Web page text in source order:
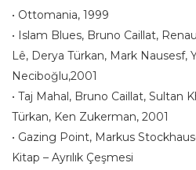
• Ottomania, 1999
• Islam Blues, Bruno Caillat,
Lê, Derya Türkan, Mark Nausesf,
Neciboğlu,2001
• Taj Mahal, Bruno Caillat, Sultan
Türkan, Ken Zukerman, 2001
• Gazing Point, Markus
Kitap – Ayrılık Çeşmesi